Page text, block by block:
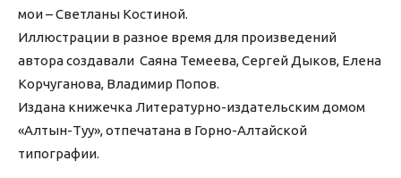
мои – Светланы Костиной.
Иллюстрации в разное время для произведений
автора создавали Саяна Темеева, Сергей Дыков, Елена
Корчуганова, Владимир Попов.
Издана книжечка Литературно-издательским домом
«Алтын-Туу», отпечатана в Горно-Алтайской
типографии.